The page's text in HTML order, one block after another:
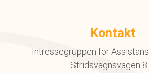
Kontakt
Intressegruppen för
Stridsvagnsvägen 8